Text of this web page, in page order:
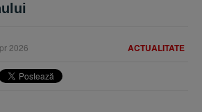
ACTUALITATE
2026